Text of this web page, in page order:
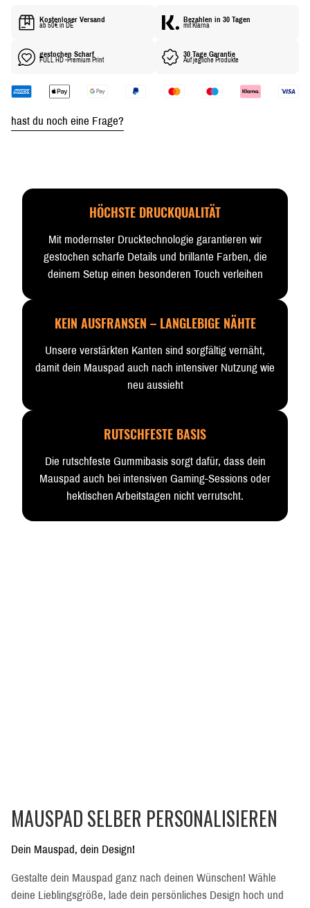
Kostenloser Versand
ab 50€ in DE
Bezahlen in 30 Tagen
mit Klarna
gestochen Scharf
FULL HD -Premium Print
30 Tage Garantie
Auf jegliche Produkte
hast du noch eine Frage?
HÖCHSTE DRUCKQUALITÄT
Mit modernster Drucktechnologie garantieren wir
gestochen scharfe Details und brillante Farben, die
deinem Setup einen besonderen Touch verleihen
KEIN AUSFRANSEN – LANGLEBIGE NÄHTE
Unsere verstärkten Kanten sind sorgfältig vernäht,
damit dein Mauspad auch nach intensiver Nutzung wie
neu aussieht
RUTSCHFESTE BASIS
Die rutschfeste Gummibasis sorgt dafür, dass dein
Mauspad auch bei intensiven Gaming-Sessions oder
hektischen Arbeitstagen nicht verrutscht.
MAUSPAD SELBER PERSONALISIEREN
Dein Mauspad, dein Design!
Gestalte dein Mauspad ganz nach deinen Wünschen! Wähle
deine Lieblingsgröße, lade dein persönliches Design hoch und